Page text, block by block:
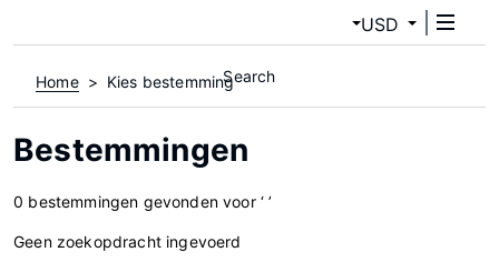
USD
Home Kies bestemmingSearch
Bestemmingen
0 bestemmingen gevonden voor ‘ ’
Geen zoekopdracht ingevoerd